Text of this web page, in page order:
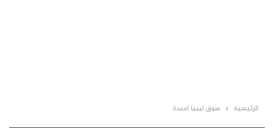
الرئيسية سوق ليبيا امبدة